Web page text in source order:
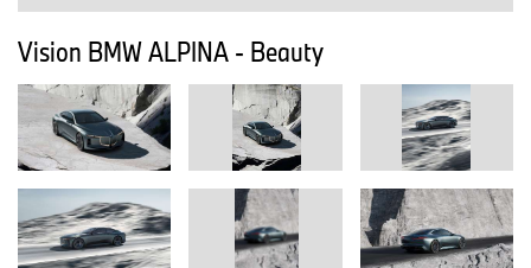
“In de Vision BMW ALPINA distilleren we elk element van het
merk tot zijn essentie en passen we dit toe op een diep moderne
en verfijnde manier”, zegt Maximilian Missoni, hoofd BMW Design
Midsize & Luxury Cars en BMW ALPINA. “Elk detail weerspiegelt
inhoud: in techniek, in materialen en in het verhaal dat het vertelt.
De statements zijn subtiel en worden pas bij nadere beschouwing
duidelijk. Dit samenspel tussen puurheid en rijkdom definieert
De voorzijde wordt gekenmerkt door krachtige volumes en een
vooroverhellende houding die snelheid belooft zonder
Vision BMW ALPINA - Beauty